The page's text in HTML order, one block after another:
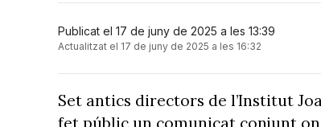
Publicat el 17 de juny de 2025 a les 13:39
Actualitzat el 17 de juny de 2025 a les 16:32
Set antics directors de l’Institut
fet públic un comunicat conjunt